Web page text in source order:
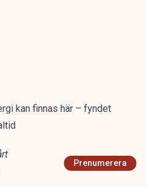
kan finnas här – fyndet
Prenumerera